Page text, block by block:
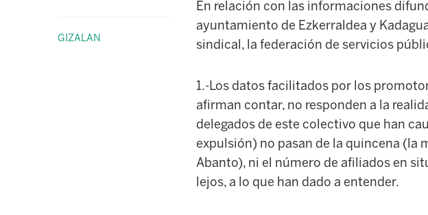
GIZALAN
En relación con las informaciones
ayuntamiento de Ezkerraldea y
sindical, la federación de servicios
1.-Los datos facilitados por los
afirman contar, no responden a la
delegados de este colectivo que han
expulsión) no pasan de la quincena (la
Abanto), ni el número de afiliados en
lejos, a lo que han dado a entender.